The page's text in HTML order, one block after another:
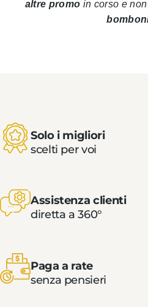
altre promo in corso e
Solo i migliori
scelti per voi
Assistenza clienti
diretta a 360°
Paga a rate
senza pensieri